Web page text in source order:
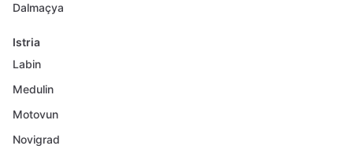
Dalmaçya
Istria
Labin
Medulin
Motovun
Novigrad